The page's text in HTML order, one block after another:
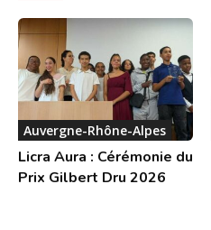
Auvergne-Rhône-Alpes
Licra Aura : Cérémonie du
Prix Gilbert Dru 2026